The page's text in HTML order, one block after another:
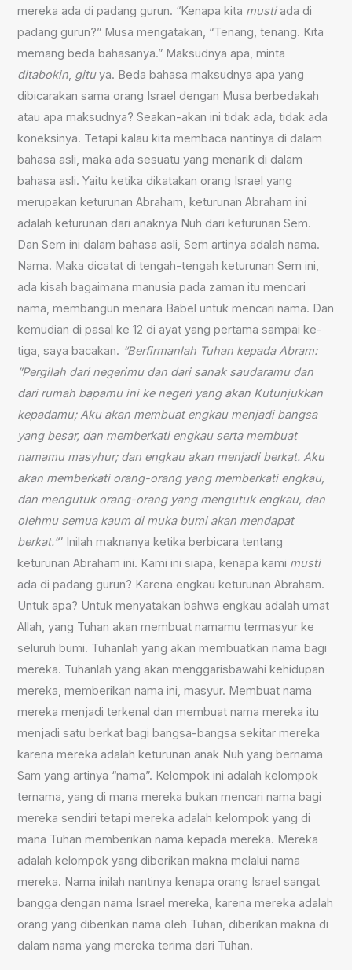
mereka ada di padang gurun. “Kenapa kita mustiada di
padang gurun?” Musa mengatakan, “Tenang, tenang. Kita
memang beda bahasanya.” Maksudnya apa, minta
ditabokin, gituya. Beda bahasa maksudnya apa yang
dibicarakan sama orang Israel dengan Musa berbedakah
atau apa maksudnya? Seakan-akan ini tidak ada, tidak ada
koneksinya. Tetapi kalau kita membaca nantinya di dalam
bahasa asli, maka ada sesuatu yang menarik di dalam
bahasa asli. Yaitu ketika dikatakan orang Israel yang
merupakan keturunan Abraham, keturunan Abraham ini
adalah keturunan dari anaknya Nuh dari keturunan Sem.
Dan Sem ini dalam bahasa asli, Sem artinya adalah nama.
Nama. Maka dicatat di tengah-tengah keturunan Sem ini,
ada kisah bagaimana manusia pada zaman itu mencari
nama, membangun menara Babel untuk mencari nama. Dan
kemudian di pasal ke 12 di ayat yang pertama sampai ke-
tiga, saya bacakan. “Berfirmanlah Tuhan kepada Abram:
”Pergilah dari negerimu dan dari sanak saudaramu dan
dari rumah bapamu ini ke negeri yang akan Kutunjukkan
kepadamu; Aku akan membuat engkau menjadi bangsa
yang besar, dan memberkati engkau serta membuat
namamu masyhur; dan engkau akan menjadi berkat.Aku
akan memberkati orang-orang yang memberkati engkau,
dan mengutuk orang-orang yang mengutuk engkau, dan
olehmu semua kaum di muka bumi akan mendapat
berkat.”” Inilah maknanya ketika berbicara tentang
keturunan Abraham ini. Kami ini siapa, kenapa kami musti
ada di padang gurun? Karena engkau keturunan Abraham.
Untuk apa? Untuk menyatakan bahwa engkau adalah umat
Allah, yang Tuhan akan membuat namamu termasyur ke
seluruh bumi. Tuhanlah yang akan membuatkan nama bagi
mereka. Tuhanlah yang akan menggarisbawahi kehidupan
mereka, memberikan nama ini, masyur. Membuat nama
mereka menjadi terkenal dan membuat nama mereka itu
menjadi satu berkat bagi bangsa-bangsa sekitar mereka
karena mereka adalah keturunan anak Nuh yang bernama
Sam yang artinya “nama”. Kelompok ini adalah kelompok
ternama, yang di mana mereka bukan mencari nama bagi
mereka sendiri tetapi mereka adalah kelompok yang di
mana Tuhan memberikan nama kepada mereka. Mereka
adalah kelompok yang diberikan makna melalui nama
mereka. Nama inilah nantinya kenapa orang Israel sangat
bangga dengan nama Israel mereka, karena mereka adalah
orang yang diberikan nama oleh Tuhan, diberikan makna di
dalam nama yang mereka terima dari Tuhan.